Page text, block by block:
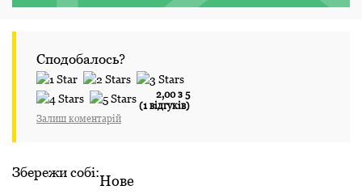
Сподобалось?
2,00 з 5
(1 відгуків)
Залиш коментарій
Збережи собі:Нове